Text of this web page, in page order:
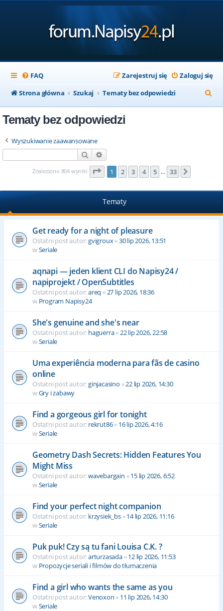
FAQ Zaloguj się
Zarejestruj się
Strona główna
Szukaj Tematy bez odpowiedzi
z
Tematy bez odpowiedzi
Wyszukiwanie zaawansowane
Szukaj
Znaleziono 804 wyniki Strona1 z33
1 2 3 4 5 … 33
Tematy
Get ready for a night of pleasure
Ostatni post autor:gvigroux«30 lip 2026, 13:51
wSeriale
aqnapi — jeden klient CLI do Napisy24 /
napiprojekt / OpenSubtitles
Ostatni post autor:areq « 27 lip 2026, 18:36
w Program Napisy24
She's genuine and she's near
Ostatni post autor: haguerra« 22 lip 2026, 22:58
wSeriale
Uma experiência moderna para fãs de casino
online
Ostatni post autor:ginjacasino «22 lip 2026, 14:30
wGry i zabawy
Find a gorgeous girl for tonight
Ostatni post autor: rekrut86« 16 lip 2026, 4:16
wSeriale
Geometry Dash Secrets: Hidden Features You
Might Miss
Ostatni post autor:wavebargain «15 lip 2026, 6:52
wSeriale
Find your perfect night companion
Ostatni post autor: krzysiek_bs«14 lip 2026, 11:16
wSeriale
Puk puk! Czy są tu fani Louisa C.K. ?
Ostatni post autor:arturzasada«12 lip 2026, 11:53
w Propozycje seriali i filmów do tłumaczenia
Find a girl who wants the same as you
Ostatni post autor:Venoxon« 11 lip 2026, 14:30
wSeriale